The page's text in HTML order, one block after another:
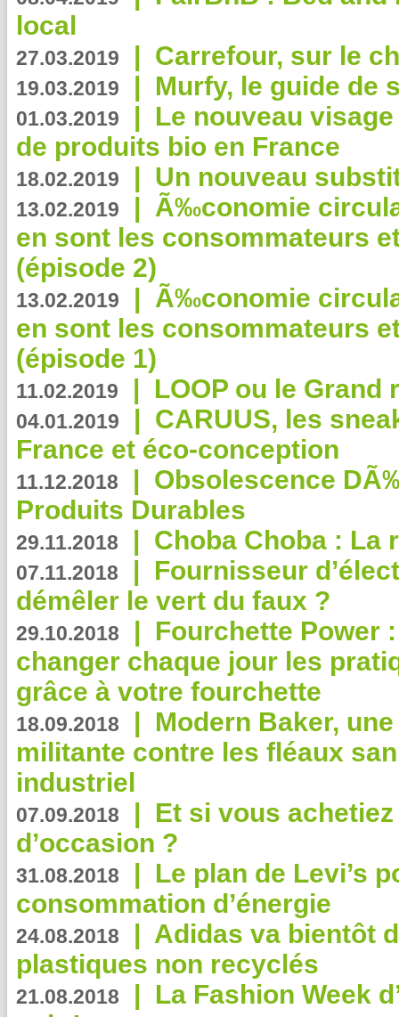
local
27.03.2019 | Carrefour, sur le
19.03.2019 | Murfy, le guide de
01.03.2019 | Le nouveau
de produits bio en France
18.02.2019 | Un nouveau
13.02.2019 | Ã‰conomie
en sont les consommateurs
(épisode 2)
13.02.2019 | Ã‰conomie
en sont les consommateurs
(épisode 1)
11.02.2019 | LOOP ou le Grand
04.01.2019 | CARUUS, les
France et éco-conception
11.12.2018 | Obsolescence
Produits Durables
29.11.2018 | Choba Choba : La
07.11.2018 | Fournisseur
démêler le vert du faux ?
29.10.2018 | Fourchette Power
changer chaque jour les
grâce à votre fourchette
18.09.2018 | Modern Baker,
militante contre les fléaux
industriel
07.09.2018 | Et si vous
d’occasion ?
31.08.2018 | Le plan de Levi’s
consommation d’énergie
24.08.2018 | Adidas va bientôt
plastiques non recyclés
21.08.2018 | La Fashion Week